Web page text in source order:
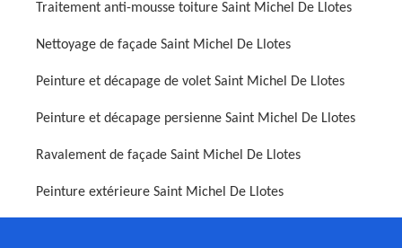
Traitement anti-mousse toiture Saint Michel De Llotes
Nettoyage de façade Saint Michel De Llotes
Peinture et décapage de volet Saint Michel De Llotes
Peinture et décapage persienne Saint Michel De Llotes
Ravalement de façade Saint Michel De Llotes
Peinture extérieure Saint Michel De Llotes